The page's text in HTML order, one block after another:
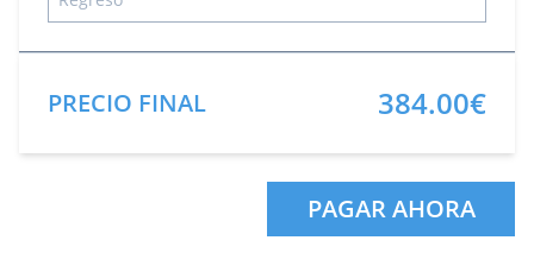
PRECIO FINAL 384.00€
PAGAR AHORA